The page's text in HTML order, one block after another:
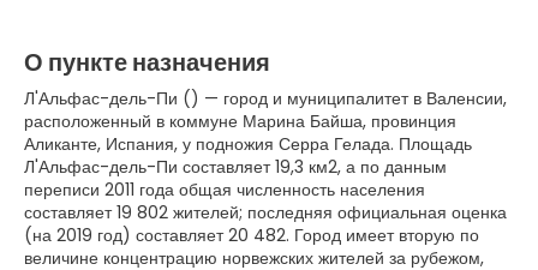
О пункте назначения
Л'Альфас-дель-Пи () — город и муниципалитет в Валенсии,
расположенный в коммуне Марина Байша, провинция
Аликанте, Испания, у подножия Серра Гелада. Площадь
Л'Альфас-дель-Пи составляет 19,3 км2, а по данным
переписи 2011 года общая численность населения
составляет 19 802 жителей; последняя официальная оценка
(на 2019 год) составляет 20 482. Город имеет вторую по
величине концентрацию норвежских жителей за рубежом,